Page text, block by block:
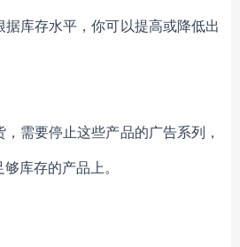
库存水平，你可以提高或降低出
需要停止这些产品的广告系列，
库存的产品上。